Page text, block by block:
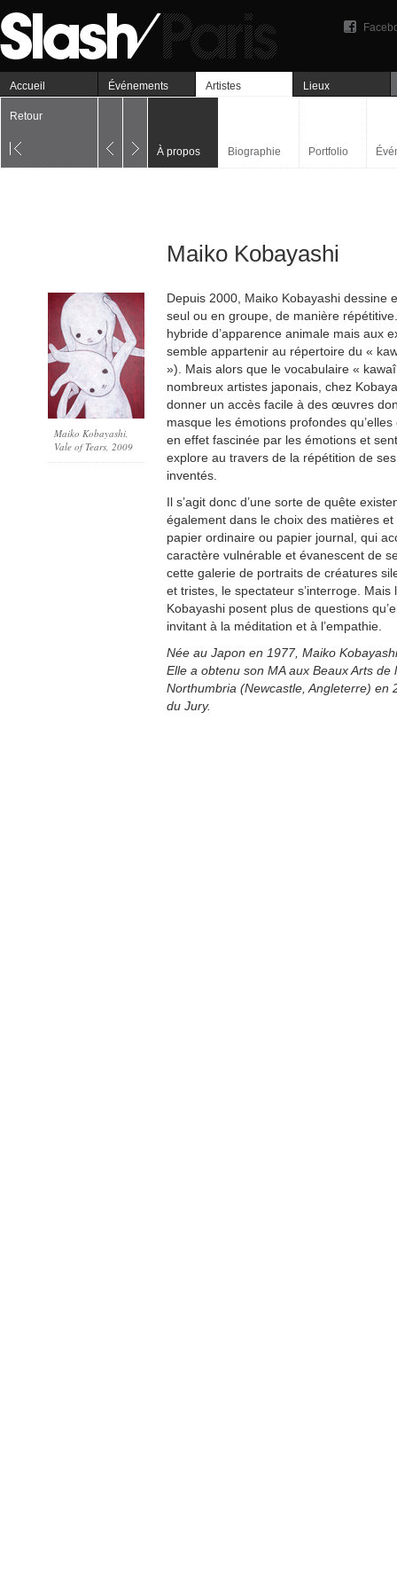
Accueil Événements Artistes Lieux
Retour
À propos Biographie Portfolio
Maiko Kobayashi
Maiko Kobayashi,
Vale of Tears, 2009
Depuis 2000, Maiko Kobayashi dessine
seul ou en groupe, de manière
hybride d’apparence animale mais aux
semble appartenir au répertoire du «
»). Mais alors que le vocabulaire «
nombreux artistes japonais, chez
donner un accès facile à des œuvres
masque les émotions profondes qu’elles
en effet fascinée par les émotions et
explore au travers de la répétition de
inventés.
Il s’agit donc d’une sorte de quête
également dans le choix des matières
papier ordinaire ou papier journal, qui
caractère vulnérable et évanescent de
cette galerie de portraits de créatures
et tristes, le spectateur s’interroge.
Kobayashi posent plus de questions
invitant à la méditation et à l’empathie.
Née au Japon en 1977, Maiko
Elle a obtenu son MA aux Beaux Arts de
Northumbria (Newcastle, Angleterre) en
du Jury.